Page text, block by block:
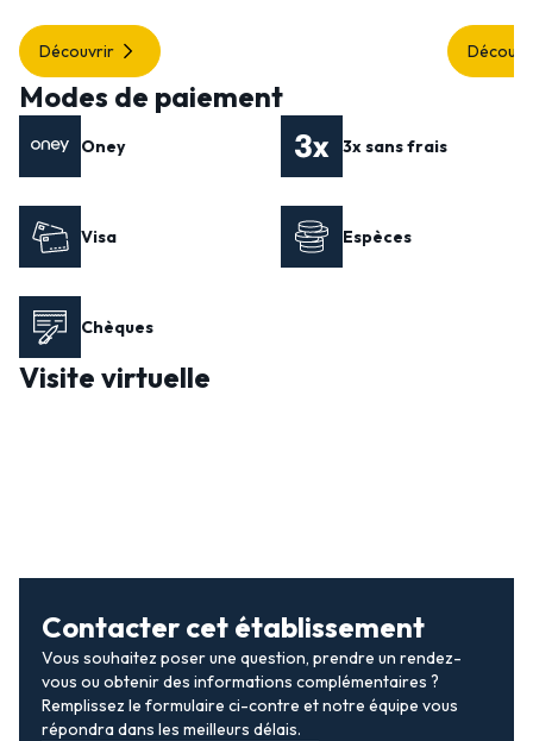
Découvrir
Modes de paiement
Oney 3x sans frais
Visa Espèces
Chèques
Visite virtuelle
Contacter cet établissement
Vous souhaitez poser une question, prendre un rendez-
vous ou obtenir des informations complémentaires ?
Remplissez le formulaire ci-contre et notre équipe vous
répondra dans les meilleurs délais.